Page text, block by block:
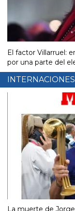
El factor Villarruel:
por una parte del
INTERNACIONES
La muerte de